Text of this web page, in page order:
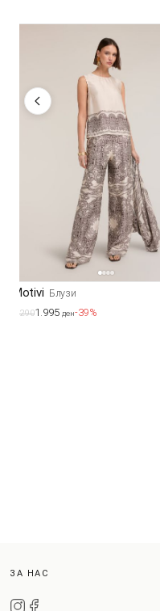
Motivi Блузи
3.2901.995 ден-39%
ЗА НАС